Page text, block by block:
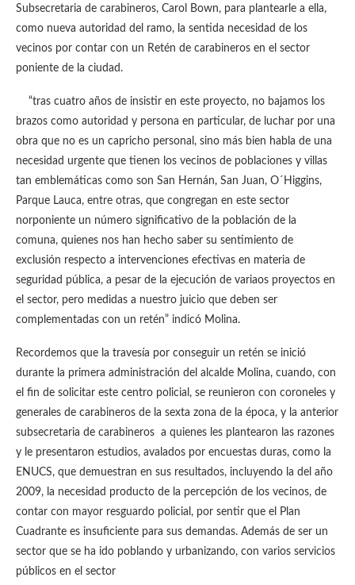
Subsecretaria de carabineros, Carol Bown, para plantearle a ella,
como nueva autoridad del ramo, la sentida necesidad de los
vecinos por contar con un Retén de carabineros en el sector
poniente de la ciudad.
“tras cuatro años de insistir en este proyecto, no bajamos los
brazos como autoridad y persona en particular, de luchar por una
obra que no es un capricho personal, sino más bien habla de una
necesidad urgente que tienen los vecinos de poblaciones y villas
tan emblemáticas como son San Hernán, San Juan, O´Higgins,
Parque Lauca, entre otras, que congregan en este sector
norponiente un número significativo de la población de la
comuna, quienes nos han hecho saber su sentimiento de
exclusión respecto a intervenciones efectivas en materia de
seguridad pública, a pesar de la ejecución de variaos proyectos en
el sector, pero medidas a nuestro juicio que deben ser
complementadas con un retén” indicó Molina.
Recordemos que la travesía por conseguir un retén se inició
durante la primera administración del alcalde Molina, cuando, con
el fin de solicitar este centro policial, se reunieron con coroneles y
generales de carabineros de la sexta zona de la época, y la anterior
subsecretaria de carabineros a quienes les plantearon las razones
y le presentaron estudios, avalados por encuestas duras, como la
ENUCS, que demuestran en sus resultados, incluyendo la del año
2009, la necesidad producto de la percepción de los vecinos, de
contar con mayor resguardo policial, por sentir que el Plan
Cuadrante es insuficiente para sus demandas. Además de ser un
sector que se ha ido poblando y urbanizando, con varios servicios
públicos en el sector